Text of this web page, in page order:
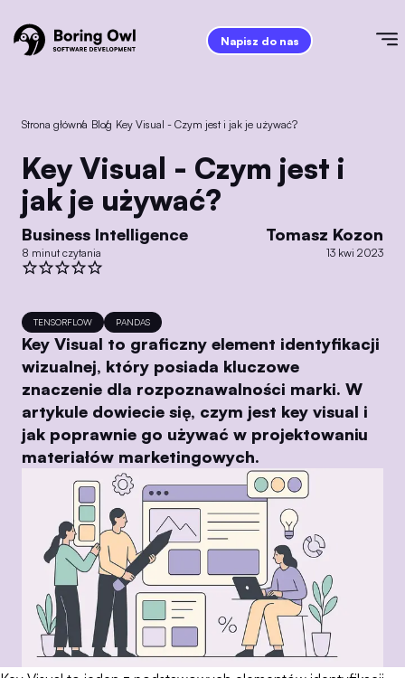
Napisz do nas
Strona główna
/ Blog
/ Key Visual - Czym jest i jak je używać?
Key Visual - Czym jest i
jak je używać?
Business Intelligence
8 minut czytania
Tomasz Kozon
13 kwi 2023
TENSORFLOW PANDAS
Key Visual to graficzny element identyfikacji
wizualnej, który posiada kluczowe
znaczenie dla rozpoznawalności marki. W
artykule dowiecie się, czym jest key visual i
jak poprawnie go używać w projektowaniu
materiałów marketingowych.